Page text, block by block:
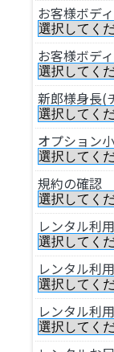
お客様ボデ
お客様ボデ
新郎様身長(
オプション
規約の確認
レンタル利
レンタル利
レンタル利